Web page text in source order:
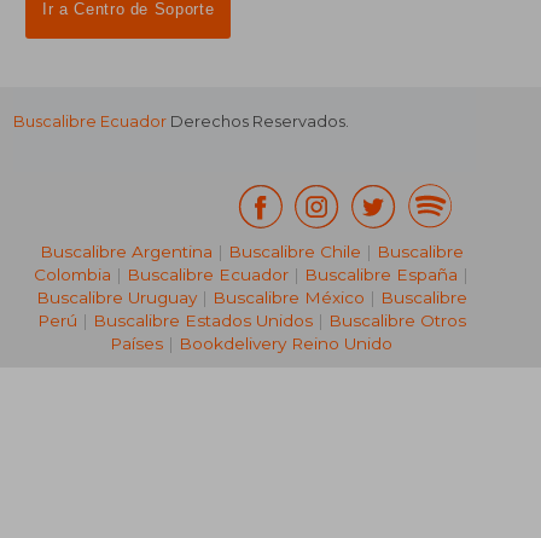
Ir a Centro de Soporte
Buscalibre Ecuador Derechos Reservados.
Buscalibre Argentina | Buscalibre Chile | Buscalibre
Colombia | Buscalibre Ecuador | Buscalibre España |
Buscalibre Uruguay| Buscalibre México | Buscalibre
Perú | Buscalibre Estados Unidos| Buscalibre Otros
Países | Bookdelivery Reino Unido